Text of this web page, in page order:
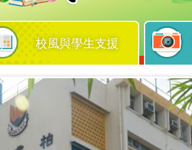
校風與學生支援